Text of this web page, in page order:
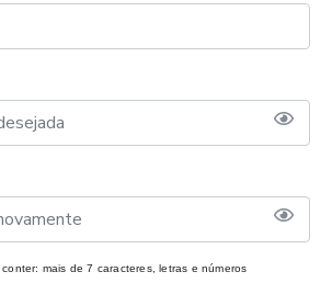
mais de 7 caracteres, letras e números